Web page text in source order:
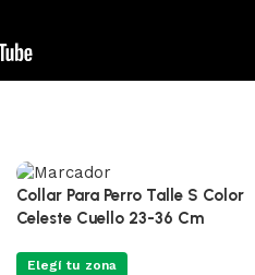
Collar Para Perro Talle S Color
Celeste Cuello 23-36 Cm
Elegí tu zona